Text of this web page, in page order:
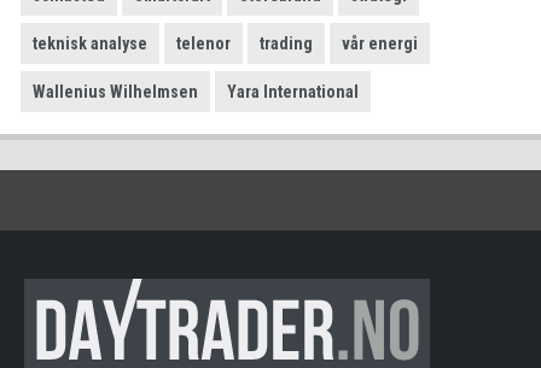
teknisk analyse telenor trading vår energi
Wallenius Wilhelmsen Yara International